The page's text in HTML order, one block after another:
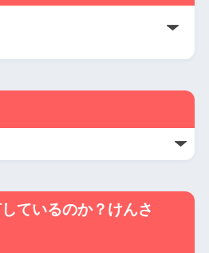
ているのか？けんさ